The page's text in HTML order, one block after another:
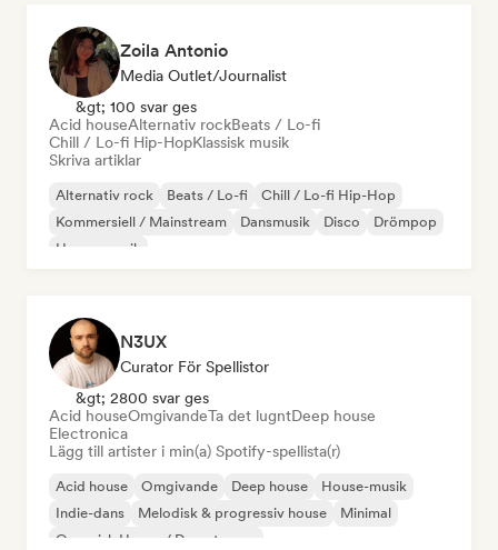
Zoila Antonio
Media Outlet/Journalist
&gt; 100 svar ges
Acid houseAlternativ rockBeats / Lo-fi
Chill / Lo-fi Hip-HopKlassisk musik
Skriva artiklar
Alternativ rock Beats / Lo-fi
Chill / Lo-fi Hip-Hop
Kommersiell / Mainstream
Dansmusik Disco
Drömpop
House-musik
N3UX
Curator För Spellistor
&gt; 2800 svar ges
Acid houseOmgivandeTa det lugntDeep house
Electronica
Lägg till artister i min(a) Spotify-spellista(r)
Acid house Omgivande Deep house
House-musik
Indie-dans
Melodisk & progressiv house
Minimal
Organisk House / Downtempo